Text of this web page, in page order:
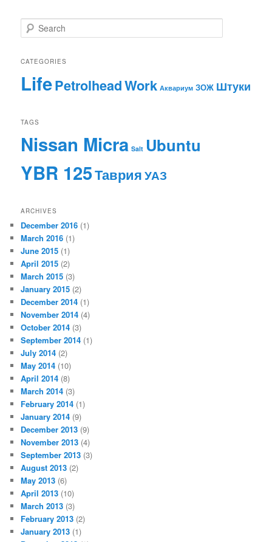
e
rCATEGORIES
LifePetrolheadWork Аквариум ЗОЖ Штуки
TAGS
Nissan Micra Salt Ubuntu
YBR 125ТаврияУАЗ
ARCHIVES
December 2016 (1)
March 2016 (1)
June 2015 (1)
April 2015 (2)
March 2015 (3)
January 2015 (2)
December 2014 (1)
November 2014 (4)
October 2014 (3)
September 2014 (1)
July 2014 (2)
May 2014 (10)
April 2014 (8)
March 2014 (3)
February 2014 (1)
January 2014 (9)
December 2013 (9)
November 2013 (4)
September 2013 (3)
August 2013 (2)
May 2013 (6)
April 2013 (10)
March 2013 (3)
February 2013 (2)
January 2013 (1)